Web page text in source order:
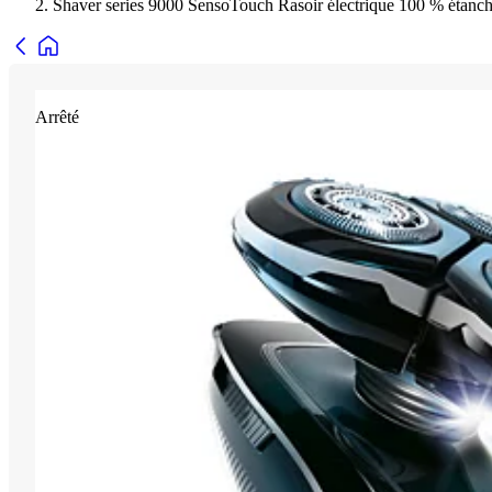
Shaver series 9000 SensoTouch Rasoir électrique 100 %
Arrêté